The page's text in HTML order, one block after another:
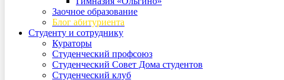
Заочное образование
Блог абитуриента
Студенту и сотруднику
Кураторы
Студенческий профсоюз
Студенческий Совет Дома студентов
Студенческий клуб